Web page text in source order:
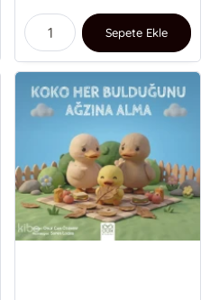
Sepete Ekle